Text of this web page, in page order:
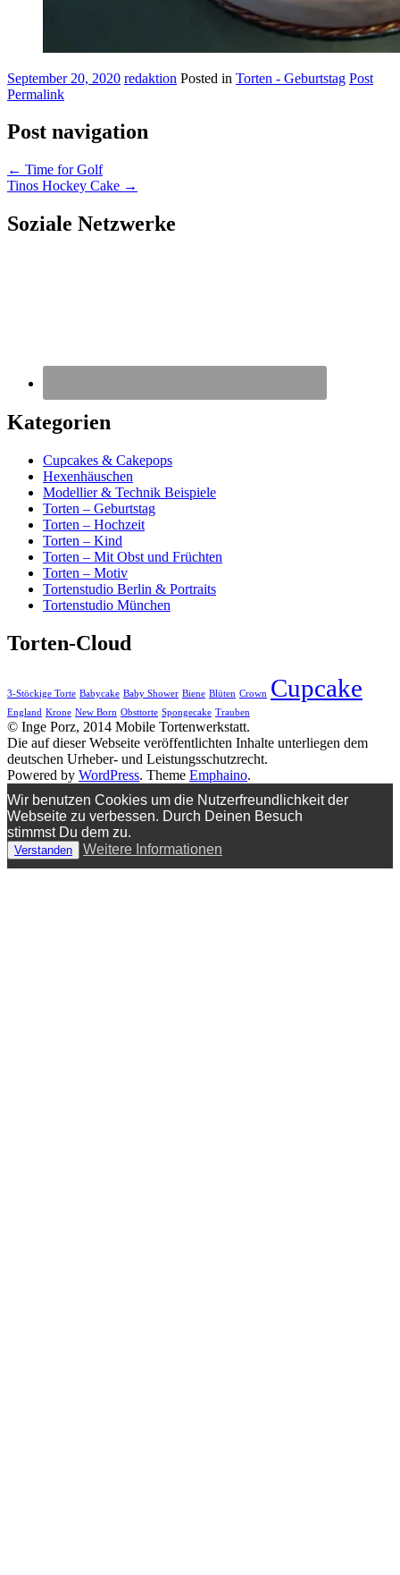
September 20, 2020 redaktion Posted in Torten - Geburtstag Post
Permalink
Post navigation
← Time for Golf
Tinos Hockey Cake →
Soziale Netzwerke
Kategorien
Cupcakes & Cakepops
Hexenhäuschen
Modellier & Technik Beispiele
Torten – Geburtstag
Torten – Hochzeit
Torten – Kind
Torten – Mit Obst und Früchten
Torten – Motiv
Tortenstudio Berlin & Portraits
Tortenstudio München
Torten-Cloud
3-Stöckige Torte Babycake Baby Shower Biene Blüten Crown Cupcake
England Krone New Born Obsttorte Spongecake Trauben
© Inge Porz, 2014 Mobile Tortenwerkstatt.
Die auf dieser Webseite veröffentlichten Inhalte unterliegen dem
deutschen Urheber- und Leistungsschutzrecht.
Powered by WordPress. Theme Emphaino.
Wir benutzen Cookies um die Nutzerfreundlichkeit der
Webseite zu verbessen. Durch Deinen Besuch
stimmst Du dem zu.
Verstanden Weitere Informationen